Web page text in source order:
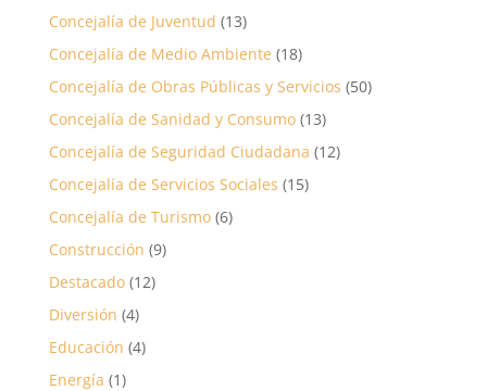
Concejalía de Juventud (13)
Concejalía de Medio Ambiente (18)
Concejalía de Obras Públicas y Servicios (50)
Concejalía de Sanidad y Consumo(13)
Concejalía de Seguridad Ciudadana (12)
Concejalía de Servicios Sociales (15)
Concejalía de Turismo(6)
Construcción (9)
Destacado(12)
Diversión (4)
Educación (4)
Energía (1)